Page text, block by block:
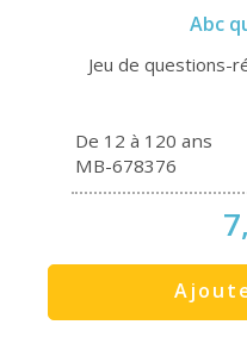
Abc
Jeu de questions-
De 12 à 120 ans
MB-678376